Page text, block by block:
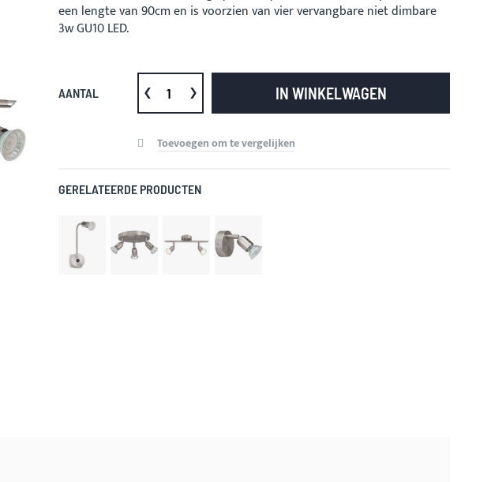
een lengte van 90cm en is voorzien van vier vervangbare niet dimbare
3w GU10 LED.
AANTAL IN WINKELWAGEN
Toevoegen om te vergelijken
GERELATEERDE PRODUCTEN